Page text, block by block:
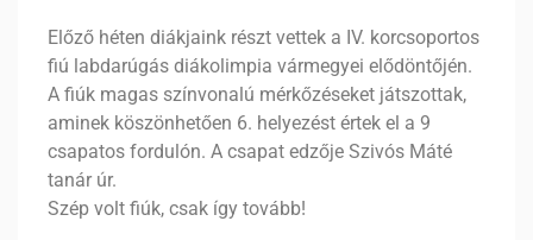
Előző héten diákjaink részt vettek a IV. korcsoportos
fiú labdarúgás diákolimpia vármegyei elődöntőjén.
A fiúk magas színvonalú mérkőzéseket játszottak,
aminek köszönhetően 6. helyezést értek el a 9
csapatos fordulón. A csapat edzője Szivós Máté
tanár úr.
Szép volt fiúk, csak így tovább!